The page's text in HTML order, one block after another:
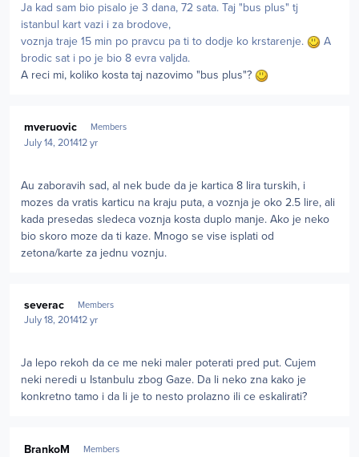
Ja kad sam bio pisalo je 3 dana, 72 sata. Taj "bus plus" tj
istanbul kart vazi i za brodove,
voznja traje 15 min po pravcu pa ti to dodje ko krstarenje.
A
brodic sat i po je bio 8 evra valjda.
A reci mi, koliko kosta taj nazovimo "bus plus"?
mveruovic Members
July 14, 201412 yr
Au zaboravih sad, al nek bude da je kartica 8 lira turskih, i
mozes da vratis karticu na kraju puta, a voznja je oko 2.5 lire, ali
kada presedas sledeca voznja kosta duplo manje. Ako je neko
bio skoro moze da ti kaze. Mnogo se vise isplati od
zetona/karte za jednu voznju.
severac Members
July 18, 201412 yr
Ja lepo rekoh da ce me neki maler poterati pred put. Cujem
neki neredi u Istanbulu zbog Gaze. Da li neko zna kako je
konkretno tamo i da li je to nesto prolazno ili ce eskalirati?
BrankoM Members